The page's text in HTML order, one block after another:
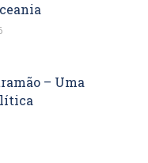
– Uma